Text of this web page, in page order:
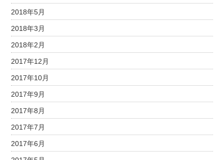
2018年5月
2018年3月
2018年2月
2017年12月
2017年10月
2017年9月
2017年8月
2017年7月
2017年6月